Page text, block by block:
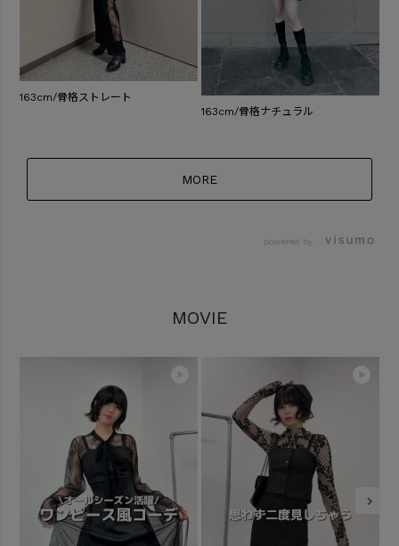
163cm/骨格ストレート
163cm/骨格ナチュラル
MORE
powered by
MOVIE